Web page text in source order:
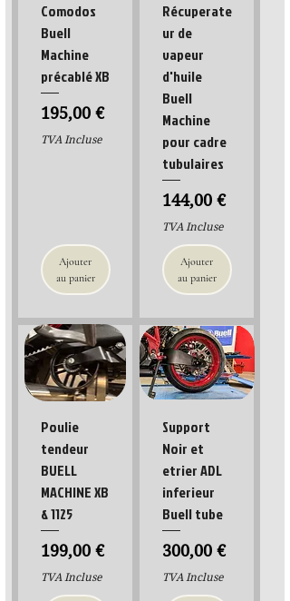
Comodos
Buell
Machine
précablé XB
Prix
195,00 €
TVA Incluse
Ajouter
au panier
Récuperate
ur de
vapeur
d'huile
Buell
Machine
pour cadre
tubulaires
Prix
144,00 €
TVA Incluse
Ajouter
au panier
Poulie
tendeur
BUELL
MACHINE XB
& 1125
Prix
199,00 €
TVA Incluse
Support
Noir et
etrier ADL
inferieur
Buell tube
Prix
300,00 €
TVA Incluse